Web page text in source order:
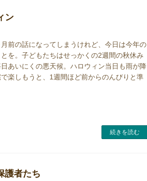
ン
前の話になってしまうけれど、今日は今年の
を。子どもたちはせっかくの2週間の秋休み
あいにくの悪天候。ハロウィン当日も雨が降
楽しもうと、1週間ほど前からのんびりと準
続きを読む
護者たち